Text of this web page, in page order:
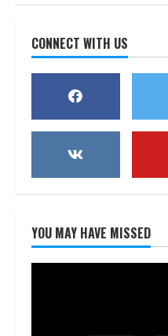
CONNECT WITH US
YOU MAY HAVE MISSED